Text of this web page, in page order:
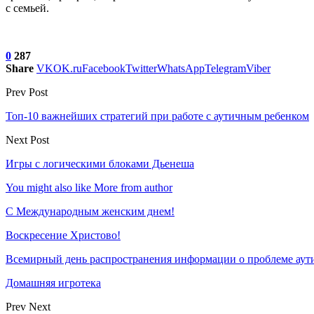
с семьей.
0 287
Share VKOK.ruFacebookTwitterWhatsAppTelegramViber
Prev Post
Топ-10 важнейших стратегий при работе с аутичным ребенком
Next Post
Игры с логическими блоками Дьенеша
You might also like More from author
С Международным женским днем!
Воскресение Xристово!
Всемирный день распространения информации о проблеме
Домашняя игротека
Prev Next